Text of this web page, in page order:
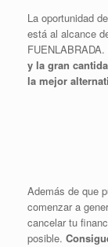
La oportunidad
está al alcance
FUENLABRADA.
y la gran
la mejor
Además de que
comenzar a
cancelar tu
posible.